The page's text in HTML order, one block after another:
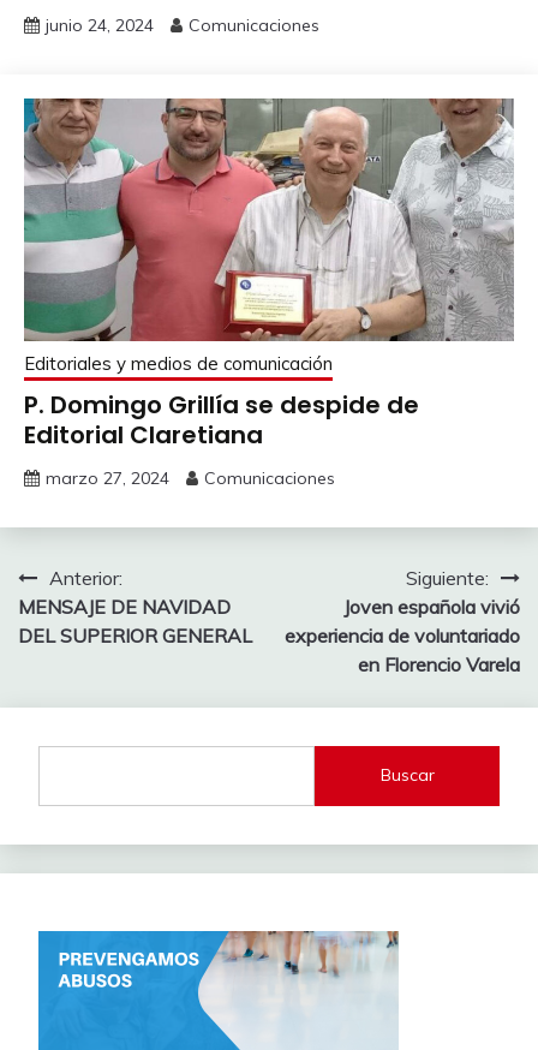
junio 24, 2024 Comunicaciones
Editoriales y medios de comunicación
P. Domingo Grillía se despide de
Editorial Claretiana
marzo 27, 2024 Comunicaciones
Navegación
de
Anterior:
MENSAJE DE NAVIDAD
DEL SUPERIOR GENERAL
Siguiente:
Joven española vivió
experiencia de voluntariado
en Florencio Varela
Buscar